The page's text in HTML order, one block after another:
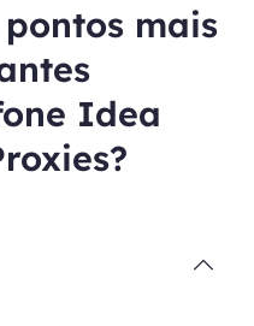
mais
Idea